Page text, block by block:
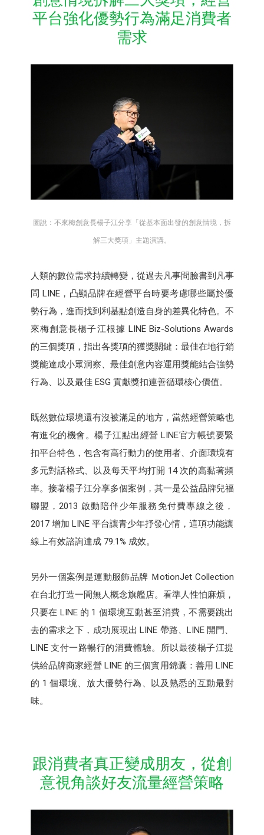
平台強化優勢行為滿足消費者
需求
圖說：不來梅創意長楊子江分享「從基本面出發的創意情境，拆
解三大獎項」主題演講。
人類的數位需求持續轉變，從過去凡事問臉書到凡事
問 LINE，凸顯品牌在經營平台時要考慮哪些屬於優
勢行為，進而找到利基點創造自身的差異化特色。不
來梅創意長楊子江根據 LINE Biz-Solutions Awards
的三個獎項，指出各獎項的獲獎關鍵：最佳在地行銷
獎能達成小眾洞察、最佳創意內容運用獎能結合強勢
行為、以及最佳 ESG 貢獻獎扣連善循環核心價值。
既然數位環境還有沒被滿足的地方，當然經營策略也
有進化的機會。楊子江點出經營 LINE官方帳號要緊
扣平台特色，包含有高行動力的使用者、介面環境有
多元對話格式、以及每天平均打開 14 次的高黏著頻
率。接著楊子江分享多個案例，其一是公益品牌兒福
聯盟，2013 啟動陪伴少年服務免付費專線之後，
2017 增加 LINE 平台讓青少年抒發心情，這項功能讓
線上有效諮詢達成 79.1% 成效。
另外一個案例是運動服飾品牌 ＭotionJet Collection
在台北打造一間無人概念旗艦店。看準人性怕麻煩，
只要在 LINE 的 1 個環境互動甚至消費，不需要跳出
去的需求之下，成功展現出 LINE 帶路、LINE 開門、
LINE 支付一路暢行的消費體驗。所以最後楊子江提
供給品牌商家經營 LINE 的三個實用錦囊：善用 LINE
的 1 個環境、放大優勢行為、以及熟悉的互動最對
味。
跟消費者真正變成朋友，從創
意視角談好友流量經營策略